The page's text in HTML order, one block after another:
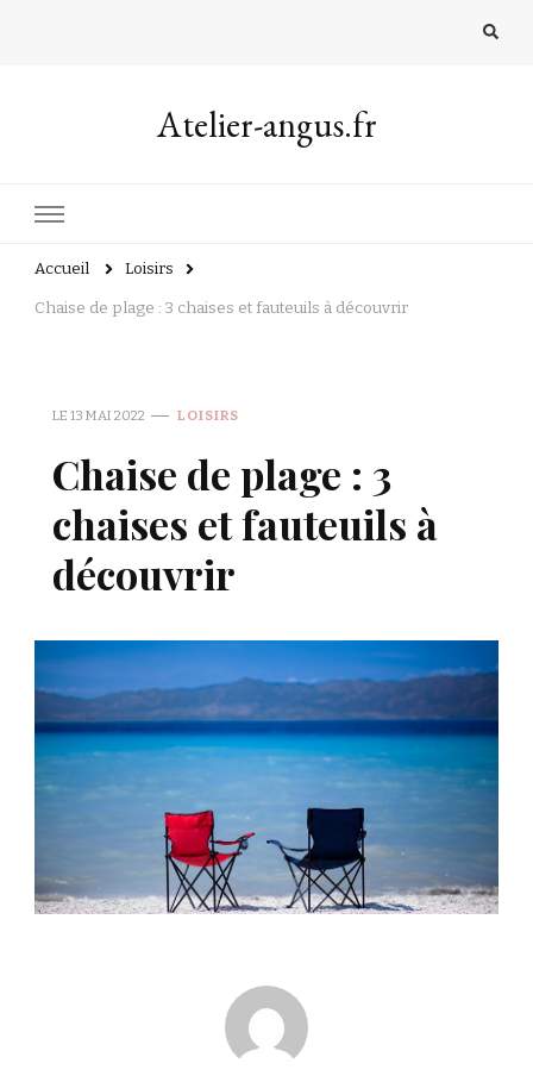
Atelier-angus.fr
Accueil Loisirs
Chaise de plage : 3 chaises et fauteuils à découvrir
LE 13 MAI 2022 LOISIRS
Chaise de plage : 3
chaises et fauteuils à
découvrir